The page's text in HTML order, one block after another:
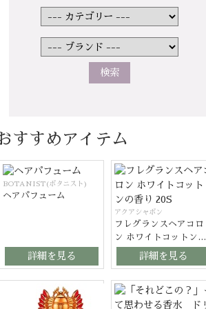
すすめアイテム
BOTANIST(ボタニスト)
ヘアパフューム
詳細を見る
アクアシャボン
フレグランスヘアコロ
ン ホワイトコットンの
香り 20S
詳細を見る